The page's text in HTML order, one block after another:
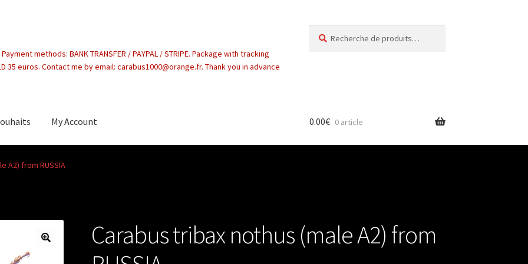
methods: BANK TRANSFER / PAYPAL / STRIPE. Package with tracking
35 euros. Contact me by email: carabus1000@orange.fr. Thank you in advance
pour :
My Account 0.00€ 0 article
A2) from RUSSIA
Carabus tribax nothus (male A2) from